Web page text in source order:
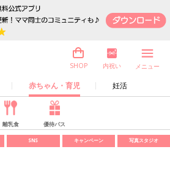
赤ちゃん・育児 妊活
SHOP 内祝い メニュー
離乳食 優待パス
SNS キャンペーン 写真スタジオ